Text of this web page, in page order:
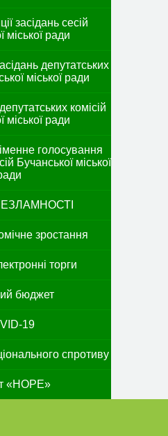
засідань сесій
міської ради
депутатських
міської ради
комісій
міської ради
голосування
Бучанської міської
зростання
торги
бюджет
19
спротиву
«HOPE»